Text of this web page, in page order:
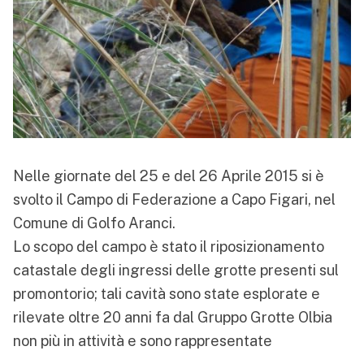
Nelle giornate del 25 e del 26 Aprile 2015 si è
svolto il Campo di Federazione a Capo Figari, nel
Comune di Golfo Aranci.
Lo scopo del campo è stato il riposizionamento
catastale degli ingressi delle grotte presenti sul
promontorio; tali cavità sono state esplorate e
rilevate oltre 20 anni fa dal Gruppo Grotte Olbia
non più in attività e sono rappresentate